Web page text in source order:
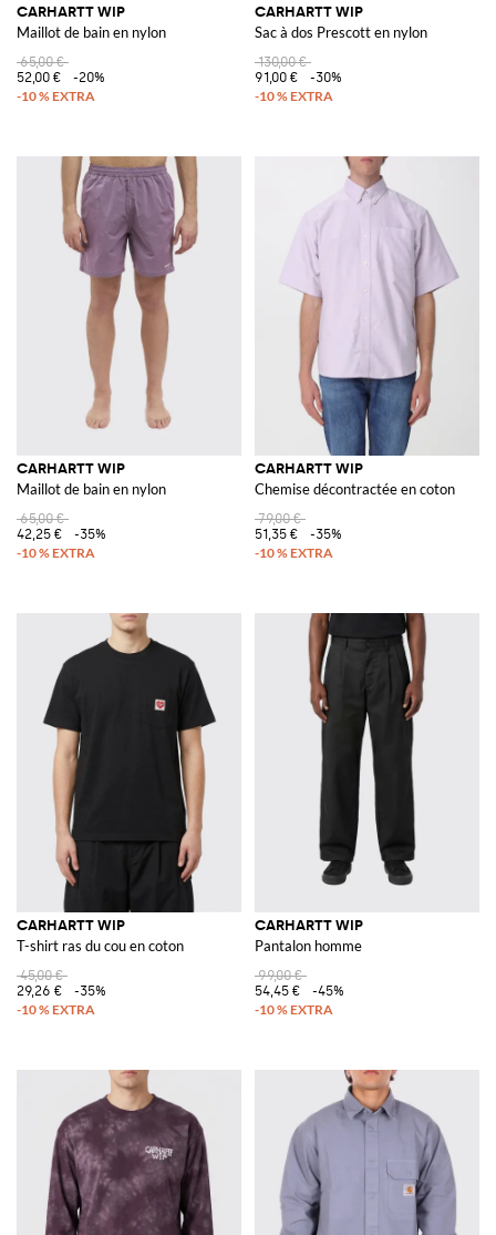
CARHARTT WIP
Maillot de bain en nylon
65,00 €
52,00 €
-20%
CARHARTT WIP
Sac à dos Prescott en nylon
130,00 €
91,00 €
-30%
CARHARTT WIP
Maillot de bain en nylon
65,00 €
42,25 €
-35%
CARHARTT WIP
Chemise décontractée en coton
79,00 €
51,35 €
-35%
CARHARTT WIP
T-shirt ras du cou en coton
45,00 €
29,26 €
-35%
CARHARTT WIP
Pantalon homme
99,00 €
54,45 €
-45%